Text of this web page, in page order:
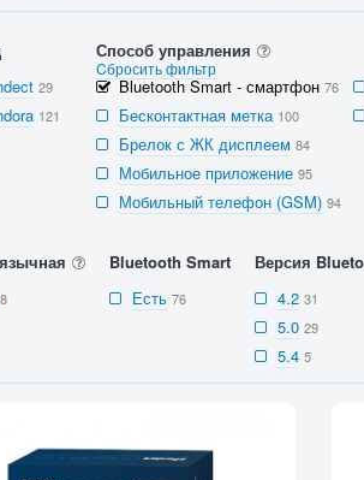
29
121
Способ управления
Cбросить фильтр
Bluetooth Smart - смартфон 76
Бесконтактная метка 100
Брелок с ЖК дисплеем 84
Мобильное приложение 95
Мобильный телефон (GSM) 94
8
Bluetooth Smart
Есть 76
Версия
4.2 31
5.0 29
5.4 5